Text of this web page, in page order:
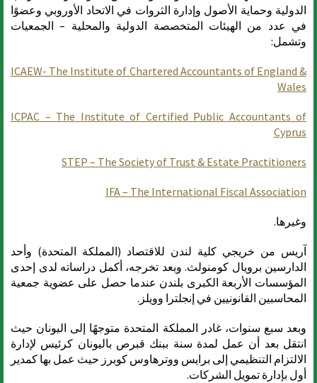
الدولية وحماية الأصول وإدارة الثروات في الاتحاد الأوروبي وعضوًا
في عدد من الهيئات المتخصصة الدولية والمحلية – الجمعيات
وتشمل:
ICAEW- The Institute of Chartered Accountants of England &
Wales
ICPAC – The Institute of Certified Public Accountants of
Cyprus
STEP – The Society of Trust & Estate Practitioners
IFA – The International Fiscal Association
وغيرها.
آريس من خريجي كلية لندن للاقتصاد (المملكة المتحدة) وأحد
الدارسين برويال كومنولث. وبعد تخرجه، أكمل دراساته لدى إحدى
المؤسسات الأربعة الكبرى بلندن عندما حصل على عضوية جمعية
المحاسبين القانونيين في إنجلترا وويلز.
وبعد سبع سنوات، غادر المملكة المتحدة متوجهًا إلى اليونان حيث
انتقل بعد أن عمل لمدة سنة ببنك قبرص باليونان كرئيس لإدارة
الالتزام التنظيمي إلى برايس ووترهاوس كوبرز حيث عمل بها كمدير
أول بإدارة تمويل الشركات.